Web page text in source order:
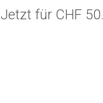
Jetzt für CHF